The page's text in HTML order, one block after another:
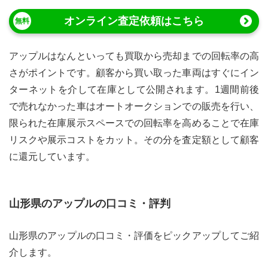
オンライン査定依頼はこちら
アップルはなんといっても買取から売却までの回転率の高
さがポイントです。顧客から買い取った車両はすぐにイン
ターネットを介して在庫として公開されます。1週間前後
で売れなかった車はオートオークションでの販売を行い、
限られた在庫展示スペースでの回転率を高めることで在庫
リスクや展示コストをカット。その分を査定額として顧客
に還元しています。
山形県のアップルの口コミ・評判
山形県のアップルの口コミ・評価をピックアップしてご紹
介します。